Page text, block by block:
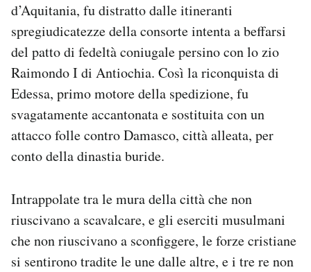
d’Aquitania, fu distratto dalle itineranti
spregiudicatezze della consorte intenta a beffarsi
del patto di fedeltà coniugale persino con lo zio
Raimondo I di Antiochia. Così la riconquista di
Edessa, primo motore della spedizione, fu
svagatamente accantonata e sostituita con un
attacco folle contro Damasco, città alleata, per
conto della dinastia buride.
Intrappolate tra le mura della città che non
riuscivano a scavalcare, e gli eserciti musulmani
che non riuscivano a sconfiggere, le forze cristiane
si sentirono tradite le une dalle altre, e i tre re non